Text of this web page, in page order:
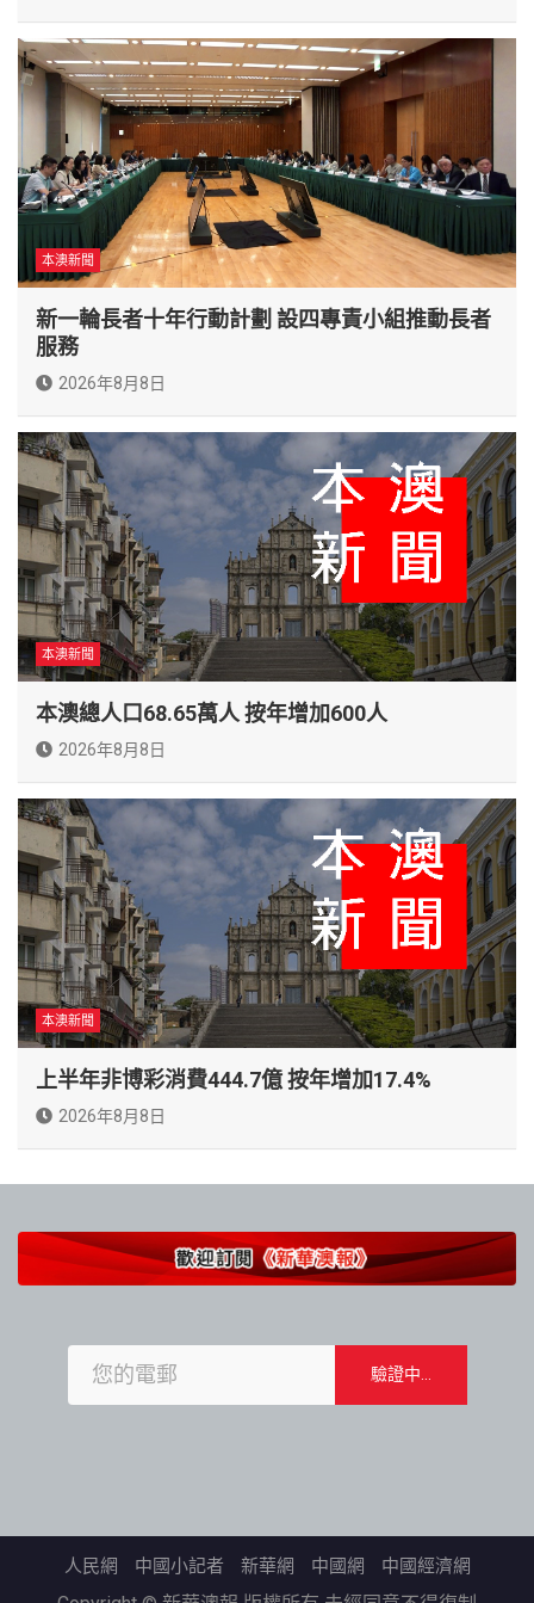
本澳新聞
新一輪長者十年行動計劃 設四專責小組推動長者
服務
2026年8月8日
本澳新聞
本澳總人口68.65萬人 按年增加600人
2026年8月8日
本澳新聞
上半年非博彩消費444.7億 按年增加17.4%
2026年8月8日
人民網 中國小記者 新華網 中國網 中國經濟網